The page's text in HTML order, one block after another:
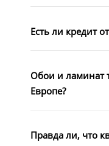
Есть ли кредит
Обои и ламинат
Европе?
Правда ли, что